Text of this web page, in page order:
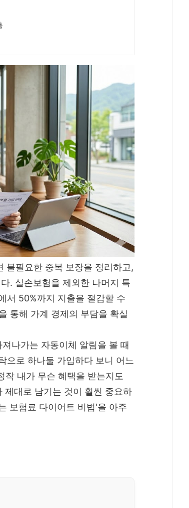
불필요한 중복 보장을 정리하고,
. 실손보험을 제외한 나머지 특
서 50%까지 지출을 절감할 수
통해 가계 경제의 부담을 확실
나가는 자동이체 알림을 볼 때
으로 하나둘 가입하다 보니 어느
내가 무슨 혜택을 받는지도
제대로 남기는 것이 훨씬 중요하
보험료 다이어트 비법'을 아주